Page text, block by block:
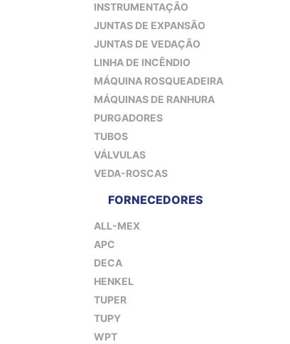
INSTRUMENTAÇÃO
JUNTAS DE EXPANSÃO
JUNTAS DE VEDAÇÃO
LINHA DE INCÊNDIO
MÁQUINA ROSQUEADEIRA
MÁQUINAS DE RANHURA
PURGADORES
TUBOS
VÁLVULAS
VEDA-ROSCAS
FORNECEDORES
ALL-MEX
APC
DECA
HENKEL
TUPER
TUPY
WPT